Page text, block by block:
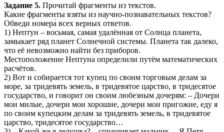
Задание 5. Прочитай фрагменты из текстов.
Какие фрагменты взяты из научно-познавательных текстов?
Обведи номера́ всех верных ответов.
1) Нептун – восьмая, самая удалённая от Солнца планета,
замыкает ряд планет Солнечной системы. Планета так далеко,
что её невозможно найти без приборов.
Местоположение Нептуна определили путём математических
расчётов.
2) Вот и собирается тот купец по своим торговым делам за
море, за тридевять земель, в тридевятое царство, в тридесятое
государство, и говорит он своим любезным дочерям: – Дочери
мои милые, дочери мои хорошие, дочери мои пригожие, еду я
по своим купецким делам за тридевять земель, в тридевятое
царство, тридесятое государство…